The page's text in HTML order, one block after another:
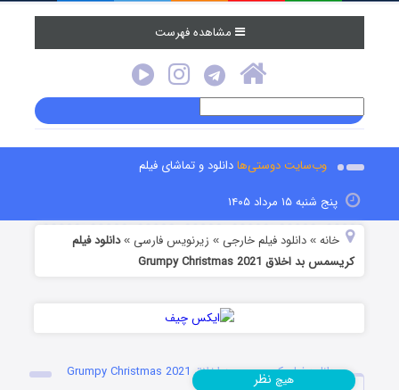
مشاهده فهرست
وب‌سایت دوستی‌هادانلود و تماشای فیلم
پنج شنبه ۱۵ مرداد ۱۴۰۵
خانه »دانلود فیلم خارجی » زیرنویس فارسی »دانلود فیلم
کریسمس بد اخلاق Grumpy Christmas 2021
دانلود فیلم کریسمس بد اخلاق Grumpy Christmas 2021
هیچ نظر